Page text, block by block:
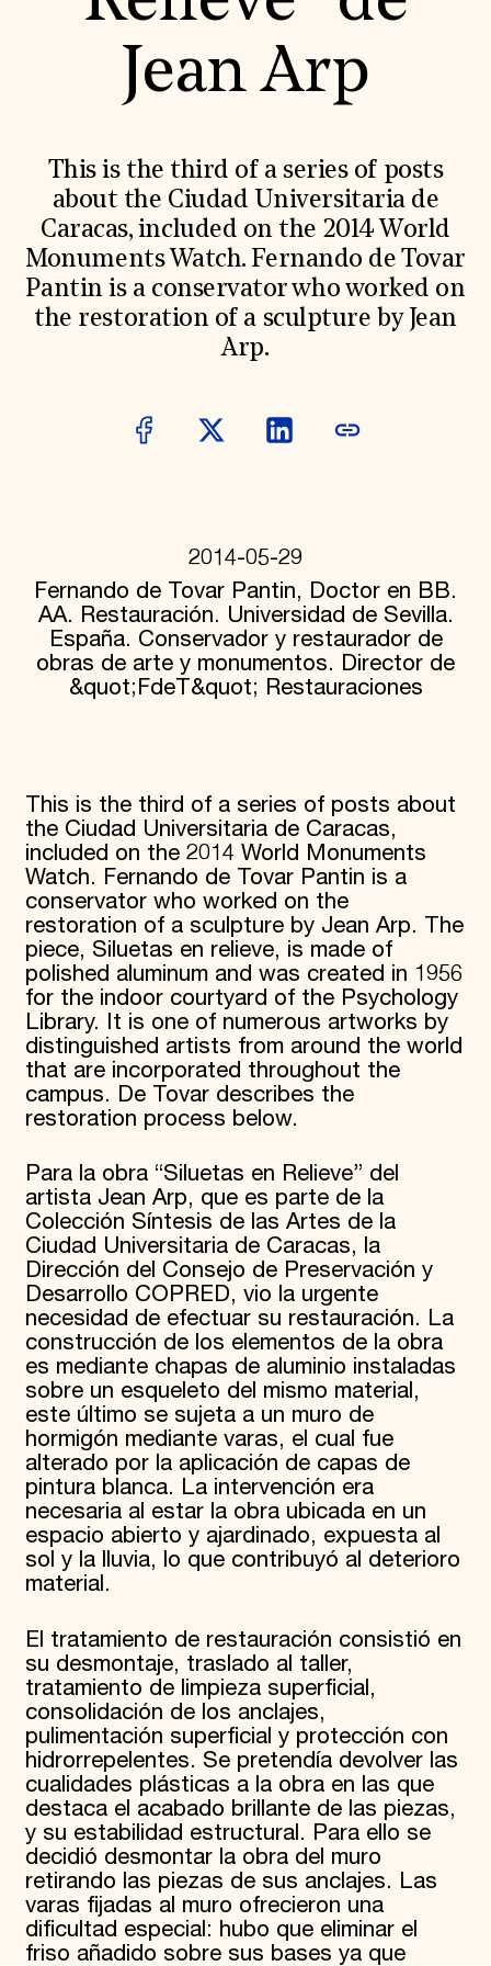
World Monuments Fund/Knoll Modernism Prize
EVENTS AND TRAVEL
Signature Events
Travel Program
Hadrian Gala
History
Global Offices
News & Articles
Press Room
Staff & Board
Careers
Contact Us
SUZANNE DEAL BOOTH INSTITUTE
Professional Networks
Research & Publications
Planned Giving
Endowment Campaign
Corporate Sponsorship
Foundation Support
Government Partners
Information for Donors
Jean Arp
This is the third of a series of posts
about the Ciudad Universitaria de
Caracas, included on the 2014 World
Monuments Watch. Fernando de Tovar
Pantin is a conservator who worked on
the restoration of a sculpture by Jean
Arp.
2014-05-29
Fernando de Tovar Pantin, Doctor en BB.
AA. Restauración. Universidad de Sevilla.
España. Conservador y restaurador de
obras de arte y monumentos. Director de
&quot;FdeT&quot; Restauraciones
This is the third of a series of posts about
the Ciudad Universitaria de Caracas,
included on the 2014 World Monuments
Watch. Fernando de Tovar Pantin is a
conservator who worked on the
restoration of a sculpture by Jean Arp. The
piece, Siluetas en relieve, is made of
polished aluminum and was created in 1956
for the indoor courtyard of the Psychology
Library. It is one of numerous artworks by
distinguished artists from around the world
that are incorporated throughout the
campus. De Tovar describes the
restoration process below.
Para la obra “Siluetas en Relieve” del
artista Jean Arp, que es parte de la
Colección Síntesis de las Artes de la
Ciudad Universitaria de Caracas, la
Dirección del Consejo de Preservación y
Desarrollo COPRED, vio la urgente
necesidad de efectuar su restauración. La
construcción de los elementos de la obra
es mediante chapas de aluminio instaladas
sobre un esqueleto del mismo material,
este último se sujeta a un muro de
hormigón mediante varas, el cual fue
alterado por la aplicación de capas de
pintura blanca. La intervención era
necesaria al estar la obra ubicada en un
espacio abierto y ajardinado, expuesta al
sol y la lluvia, lo que contribuyó al deterioro
material.
El tratamiento de restauración consistió en
su desmontaje, traslado al taller,
tratamiento de limpieza superficial,
consolidación de los anclajes,
pulimentación superficial y protección con
hidrorrepelentes. Se pretendía devolver las
cualidades plásticas a la obra en las que
destaca el acabado brillante de las piezas,
y su estabilidad estructural. Para ello se
decidió desmontar la obra del muro
retirando las piezas de sus anclajes. Las
varas fijadas al muro ofrecieron una
dificultad especial: hubo que eliminar el
friso añadido sobre sus bases ya que